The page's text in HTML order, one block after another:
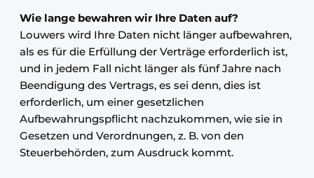
Wie lange bewahren wir Ihre Daten auf?
Louwers wird Ihre Daten nicht länger aufbewahren,
als es für die Erfüllung der Verträge erforderlich ist,
und in jedem Fall nicht länger als fünf Jahre nach
Beendigung des Vertrags, es sei denn, dies ist
erforderlich, um einer gesetzlichen
Aufbewahrungspflicht nachzukommen, wie sie in
Gesetzen und Verordnungen, z. B. von den
Steuerbehörden, zum Ausdruck kommt.